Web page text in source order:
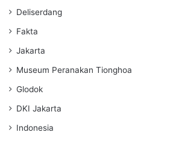
Deliserdang
Fakta
Jakarta
Museum Peranakan Tionghoa
Glodok
DKI Jakarta
Indonesia